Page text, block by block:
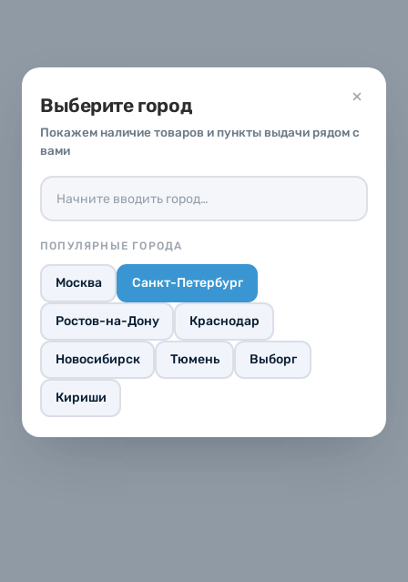
Выберите город
Покажем наличие товаров и пункты выдачи рядом с
вами
ПОПУЛЯРНЫЕ ГОРОДА
Москва Санкт-Петербург
Ростов-на-Дону Краснодар
Новосибирск Тюмень Выборг
Кириши
Уценённые товары